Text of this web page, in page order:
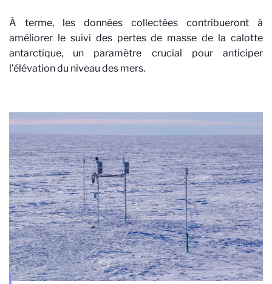
À terme, les données collectées contribueront à
améliorer le suivi des pertes de masse de la calotte
antarctique, un paramètre crucial pour anticiper
l’élévation du niveau des mers.